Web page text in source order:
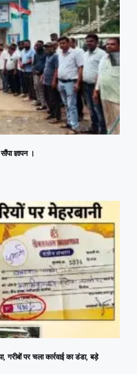
ज्ञापन ।
गरीबों पर चला कार्रवाई का डंडा, बड़े